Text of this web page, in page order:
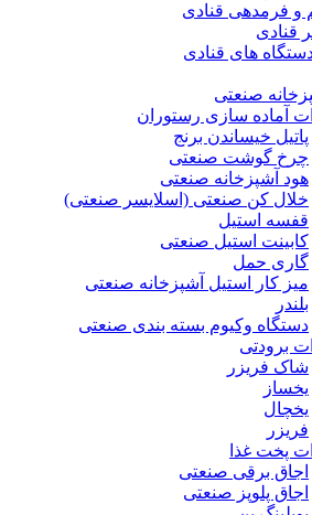
و فرمدهی قنادی
قنادی
های قنادی
صنعتی
آماده سازی رستوران
پاتیل خیساندن برنج
چرخ گوشت صنعتی
هود آشپزخانه صنعتی
خلال کن صنعتی (اسلایسر صنعتی)
قفسه استیل
کابینت استیل صنعتی
گاری حمل
میز کار استیل آشپزخانه صنعتی
بلندر
دستگاه وکیوم بسته بندی صنعتی
برودتی
شاک فریزر
یخساز
یخچال
فریزر
پخت غذا
اجاق برقی صنعتی
اجاق پلوپز صنعتی